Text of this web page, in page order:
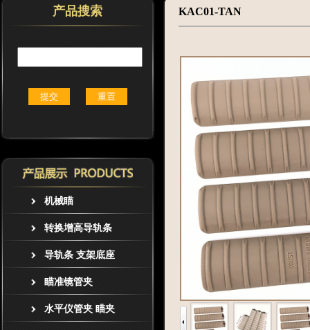
产品搜索
机械瞄
转换增高导轨条
导轨条 支架底座
瞄准镜管夹
水平仪管夹 瞄夹
KAC01-TAN